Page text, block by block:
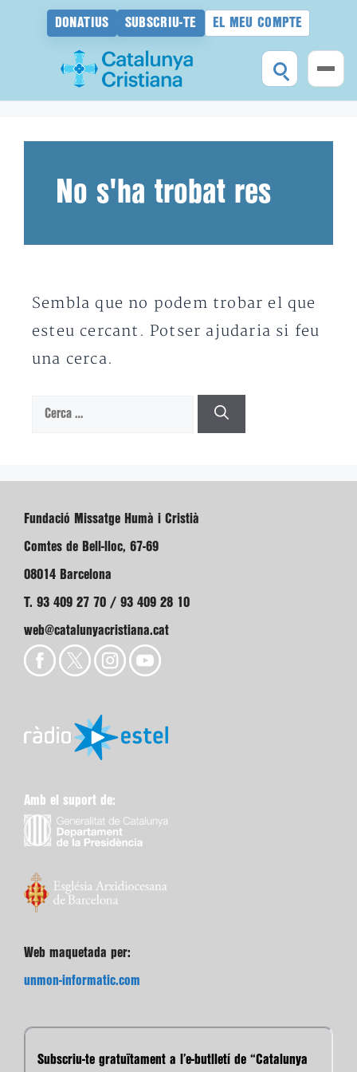
DONATIUS SUBSCRIU-TE EL MEU COMPTE
No s'ha trobat res
Sembla que no podem trobar el que
esteu cercant. Potser ajudaria si feu
una cerca.
Cerca:
Fundació Missatge Humà i Cristià
Comtes de Bell-lloc, 67-69
08014 Barcelona
T. 93 409 27 70 / 93 409 28 10
web@catalunyacristiana.cat
Amb el suport de:
Web maquetada per:
unmon-informatic.com
Subscriu-te gratuïtament a l’e-butlletí de “Catalunya